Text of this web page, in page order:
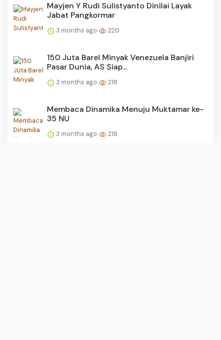
Mayjen Y Rudi Sulistyanto Dinilai Layak
Jabat Pangkormar
3 months ago 220
150 Juta Barel Minyak Venezuela Banjiri
Pasar Dunia, AS Siap...
3 months ago 218
Membaca Dinamika Menuju Muktamar ke-
35 NU
3 months ago 218